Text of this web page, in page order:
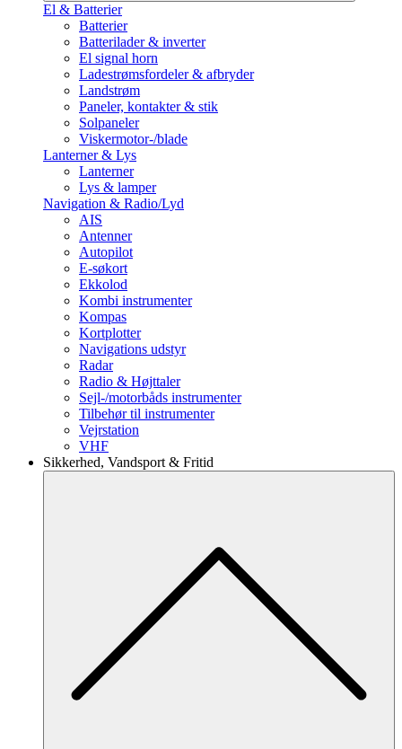
El & Batterier
Batterier
Batterilader & inverter
El signal horn
Ladestrømsfordeler & afbryder
Landstrøm
Paneler, kontakter & stik
Solpaneler
Viskermotor-/blade
Lanterner & Lys
Lanterner
Lys & lamper
Navigation & Radio/Lyd
AIS
Antenner
Autopilot
E-søkort
Ekkolod
Kombi instrumenter
Kompas
Kortplotter
Navigations udstyr
Radar
Radio & Højttaler
Sejl-/motorbåds instrumenter
Tilbehør til instrumenter
Vejrstation
VHF
Sikkerhed, Vandsport & Fritid